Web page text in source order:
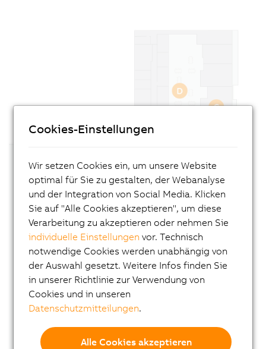
Cookies-Einstellungen
Wir setzen Cookies ein, um unsere Website
optimal für Sie zu gestalten, der Webanalyse
und der Integration von Social Media. Klicken
Sie auf "Alle Cookies akzeptieren", um diese
Verarbeitung zu akzeptieren oder nehmen Sie
individuelle Einstellungen vor. Technisch
notwendige Cookies werden unabhängig von
der Auswahl gesetzt. Weitere Infos finden Sie
in unserer Richtlinie zur Verwendung von
Cookies und in unseren
Datenschutzmitteilungen.
Alle Cookies akzeptieren